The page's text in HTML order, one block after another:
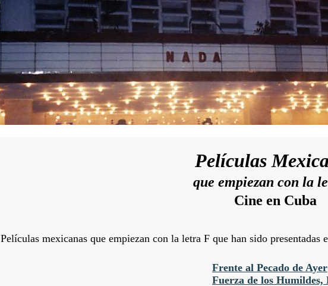
Películas
que empiezan con la
Cine en Cuba
Películas mexicanas que empiezan con la letra F que han sido presentadas
Frente al Pecado de Ayer
Fuerza de los Humildes,